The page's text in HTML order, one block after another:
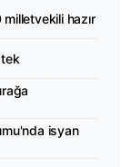
hazır
isyan